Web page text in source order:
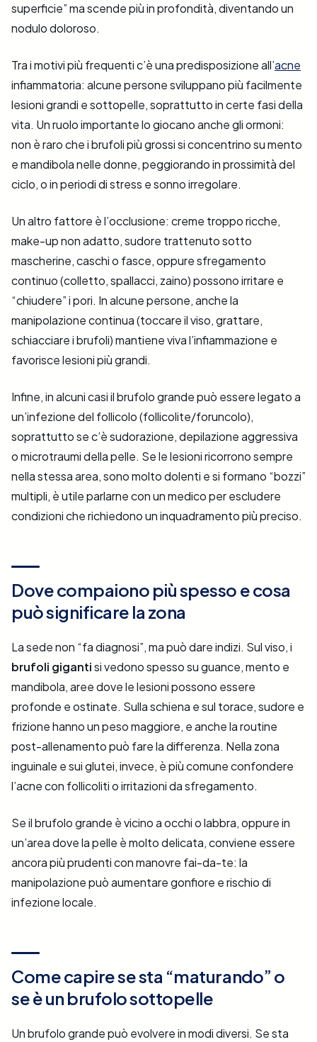
superficie” ma scende più in profondità, diventando un
nodulo doloroso.
Tra i motivi più frequenti c’è una predisposizione all’acne
infiammatoria: alcune persone sviluppano più facilmente
lesioni grandi e sottopelle, soprattutto in certe fasi della
vita. Un ruolo importante lo giocano anche gli ormoni:
non è raro che i brufoli più grossi si concentrino su mento
e mandibola nelle donne, peggiorando in prossimità del
ciclo, o in periodi di stress e sonno irregolare.
Un altro fattore è l’occlusione: creme troppo ricche,
make-up non adatto, sudore trattenuto sotto
mascherine, caschi o fasce, oppure sfregamento
continuo (colletto, spallacci, zaino) possono irritare e
“chiudere” i pori. In alcune persone, anche la
manipolazione continua (toccare il viso, grattare,
schiacciare i brufoli) mantiene viva l’infiammazione e
favorisce lesioni più grandi.
Infine, in alcuni casi il brufolo grande può essere legato a
un’infezione del follicolo (follicolite/foruncolo),
soprattutto se c’è sudorazione, depilazione aggressiva
o microtraumi della pelle. Se le lesioni ricorrono sempre
nella stessa area, sono molto dolenti e si formano “bozzi”
multipli, è utile parlarne con un medico per escludere
condizioni che richiedono un inquadramento più preciso.
Dove compaiono più spesso e cosa
può significare la zona
La sede non “fa diagnosi”, ma può dare indizi. Sul viso, i
brufoli gigantisi vedono spesso su guance, mento e
mandibola, aree dove le lesioni possono essere
profonde e ostinate. Sulla schiena e sul torace, sudore e
frizione hanno un peso maggiore, e anche la routine
post-allenamento può fare la differenza. Nella zona
inguinale e sui glutei, invece, è più comune confondere
l’acne con follicoliti o irritazioni da sfregamento.
Se il brufolo grande è vicino a occhi o labbra, oppure in
un’area dove la pelle è molto delicata, conviene essere
ancora più prudenti con manovre fai-da-te: la
manipolazione può aumentare gonfiore e rischio di
infezione locale.
Come capire se sta “maturando” o
se è un brufolo sottopelle
Un brufolo grande può evolvere in modi diversi. Se sta